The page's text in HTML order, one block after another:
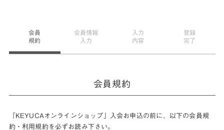
会員
規約
会員情報
入力
入力
内容
登録
完了
会員規約
「KEYUCAオンラインショップ」入会お申込の前に、以下の会員規
約・利用規約を必ずお読み下さい。